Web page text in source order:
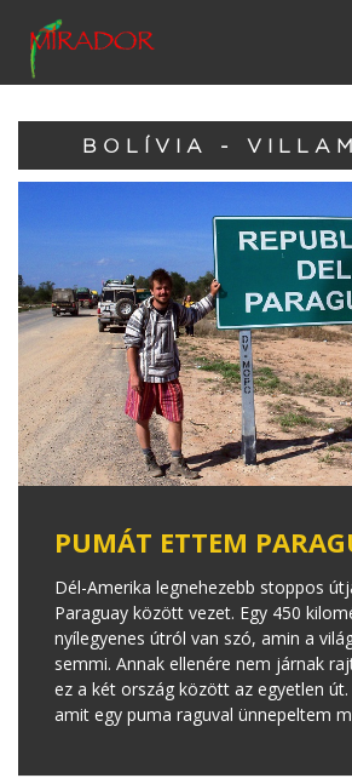
BOLÍVIA -
PUMÁT ETTEM
Dél-Amerika legnehezebb stoppos
Paraguay között vezet. Egy 450
nyílegyenes útról van szó, amin a
semmi. Annak ellenére nem járnak
ez a két ország között az egyetlen
amit egy puma raguval ünnepeltem